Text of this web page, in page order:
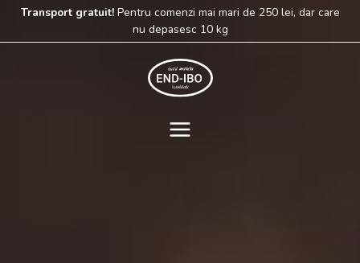
Skip
content
Transport gratuit!Pentru comenzi mai mari de 250 lei, dar care
nu depasesc 10 kg